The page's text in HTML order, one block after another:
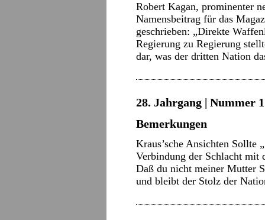
Robert Kagan, prominenter
Namensbeitrag für das
geschrieben: „Direkte
Regierung zu Regierung
dar, was der dritten Nation
28. Jahrgang | Nummer
Bemerkungen
Kraus’sche Ansichten Sollte
Verbindung der Schlacht mit
Daß du nicht meiner Mutter
und bleibt der Stolz der